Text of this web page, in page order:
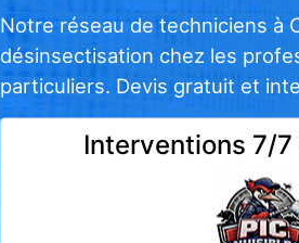
Notre réseau de techniciens à
désinsectisation chez les
particuliers. Devis gratuit et
Interventions 7/7